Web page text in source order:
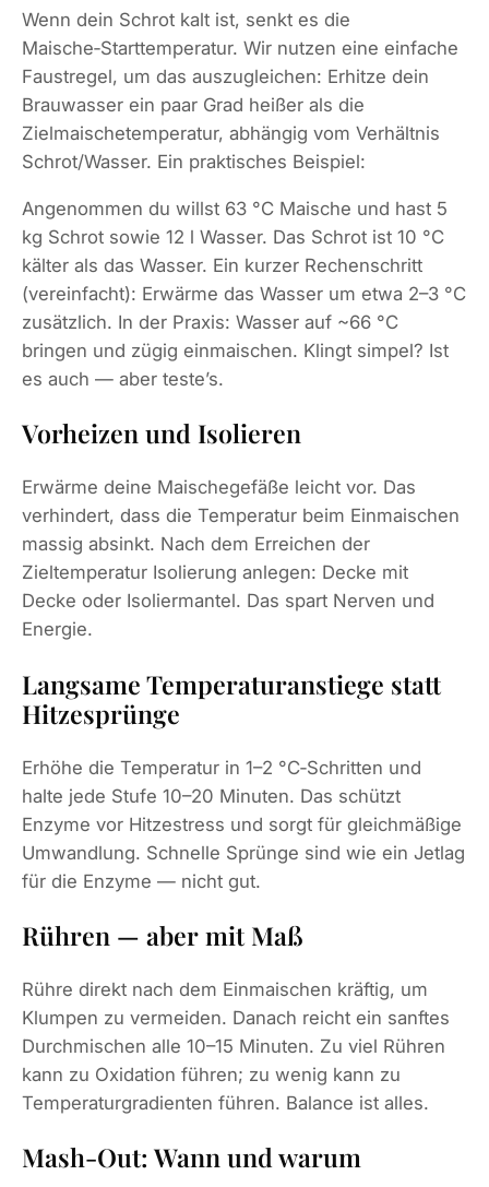
Wenn dein Schrot kalt ist, senkt es die
Maische‑Starttemperatur. Wir nutzen eine einfache
Faustregel, um das auszugleichen: Erhitze dein
Brauwasser ein paar Grad heißer als die
Zielmaischetemperatur, abhängig vom Verhältnis
Schrot/Wasser. Ein praktisches Beispiel:
Angenommen du willst 63 °C Maische und hast 5
kg Schrot sowie 12 l Wasser. Das Schrot ist 10 °C
kälter als das Wasser. Ein kurzer Rechenschritt
(vereinfacht): Erwärme das Wasser um etwa 2–3 °C
zusätzlich. In der Praxis: Wasser auf ~66 °C
bringen und zügig einmaischen. Klingt simpel? Ist
es auch — aber teste’s.
Vorheizen und Isolieren
Erwärme deine Maischegefäße leicht vor. Das
verhindert, dass die Temperatur beim Einmaischen
massig absinkt. Nach dem Erreichen der
Zieltemperatur Isolierung anlegen: Decke mit
Decke oder Isoliermantel. Das spart Nerven und
Energie.
Langsame Temperaturanstiege statt
Hitzesprünge
Erhöhe die Temperatur in 1–2 °C‑Schritten und
halte jede Stufe 10–20 Minuten. Das schützt
Enzyme vor Hitzestress und sorgt für gleichmäßige
Umwandlung. Schnelle Sprünge sind wie ein Jetlag
für die Enzyme — nicht gut.
Rühren — aber mit Maß
Rühre direkt nach dem Einmaischen kräftig, um
Klumpen zu vermeiden. Danach reicht ein sanftes
Durchmischen alle 10–15 Minuten. Zu viel Rühren
kann zu Oxidation führen; zu wenig kann zu
Temperaturgradienten führen. Balance ist alles.
Mash‑Out: Wann und warum